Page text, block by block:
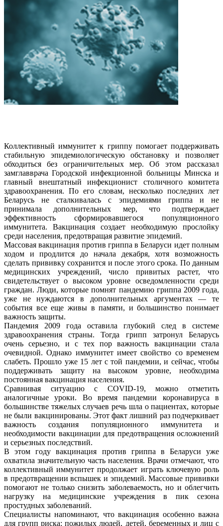
Коллективный иммунитет к гриппу помогает поддерживать
стабильную эпидемиологическую обстановку и позволяет
обходиться без ограничительных мер. Об этом рассказал
замглавврача Городской инфекционной больницы Минска и
главный внештатный инфекционист столичного комитета
здравоохранения. По его словам, несколько последних лет
Беларусь не сталкивалась с эпидемиями гриппа и не
принимала дополнительных мер, что подтверждает
эффективность сформировавшегося популяционного
иммунитета. Вакцинация создает необходимую прослойку
среди населения, предотвращая развитие эпидемий.
Массовая вакцинация против гриппа в Беларуси идет полным
ходом и продлится до начала декабря, хотя возможность
сделать прививку сохранится и после этого срока. По данным
медицинских учреждений, число привитых растет, что
свидетельствует о высоком уровне осведомленности среди
граждан. Люди, которые помнят пандемию гриппа 2009 года,
уже не нуждаются в дополнительных аргументах — те
события все еще живы в памяти, и большинство понимает
важность защиты.
Пандемия 2009 года оставила глубокий след в системе
здравоохранения страны. Тогда грипп затронул Беларусь
очень серьезно, и с тех пор важность вакцинации стала
очевидной. Однако иммунитет имеет свойство со временем
слабеть. Прошло уже 15 лет с той пандемии, и сейчас, чтобы
поддерживать защиту на высоком уровне, необходима
постоянная вакцинация населения.
Сравнивая ситуацию с COVID-19, можно отметить
аналогичные уроки. Во время пандемии коронавируса в
большинстве тяжелых случаев речь шла о пациентах, которые
не были вакцинированы. Этот факт лишний раз подчеркивает
важность создания популяционного иммунитета и
необходимости вакцинации для предотвращения осложнений
и серьезных последствий.
В этом году вакцинация против гриппа в Беларуси уже
охватила значительную часть населения. Врачи отмечают, что
коллективный иммунитет продолжает играть ключевую роль
в предотвращении вспышек и эпидемий. Массовые прививки
помогают не только снизить заболеваемость, но и облегчить
нагрузку на медицинские учреждения в пик сезона
простудных заболеваний.
Специалисты напоминают, что вакцинация особенно важна
для групп риска: пожилых людей, детей, беременных и лиц с